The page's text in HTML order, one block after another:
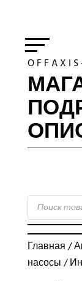
O F F A X I
ПОИСК
ТОВАРОВ
Главная /
насосы /